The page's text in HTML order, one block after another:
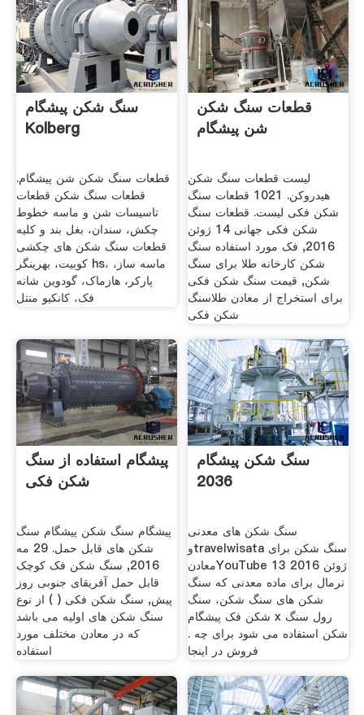
سنگ شکن پیشگام
Kolberg
قطعات سنگ شکن شن پیشگام.
قطعات سنگ شکن قطعات
تاسیسات شن و ماسه خطوط
چکش، سندان، بغل بند و کلیه
قطعات سنگ شکن های چکشی
کوبیت، بهرینگر hs، ماسه ساز،
پارکر، هازماک، گودوین شانه
فک، کانکیو منتل
قطعات سنگ شکن
شن پیشگام
لیست قطعات سنگ شکن
هیدروکن. 1021 قطعات سنگ
شکن فکی لیست. قطعات سنگ
شکن فکی جهانی 14 ژوئن
2016, فک مورد استفاده سنگ
شکن کارخانه طلا برای سنگ
شکن, قیمت سنگ شکن فکی
برای استخراج از معادن طلاسنگ
شکن فکی
پیشگام استفاده از سنگ
شکن فکی
پیشگام سنگ شکن پیشگام سنگ
شکن های قابل حمل. 29 مه
2016, سنگ شکن فک کوچک
قابل حمل آفریقای جنوبی روز
پیش, سنگ شکن فکی ( ) از نوع
سنگ شکن های اولیه می باشد
که در معادن مختلف مورد
استفاده
سنگ شکن پیشگام
2036
سنگ شکن های معدنی
وtravelwisata سنگ شکن برای
معادنYouTube 13 ژوئن 2016
نرمال برای ماده معدنی که سنگ
شکن های سنگ شکن، سنگ
شکن فک پیشگام x رول سنگ
شکن استفاده می شود برای چه .
فروش در اینجا